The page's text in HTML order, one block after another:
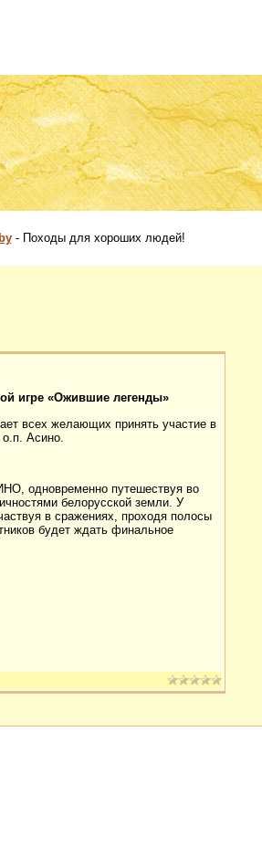
- Походы для хороших людей!
игре «Ожившие легенды»
всех желающих принять участие в
Асино.
одновременно путешествуя во
белорусской земли. У
в сражениях, проходя полосы
будет ждать финальное